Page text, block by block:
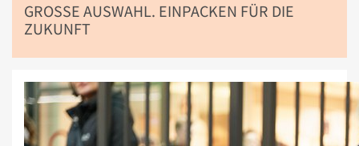
GROSSE AUSWAHL. EINPACKEN FÜR DIE Z
UKUNFT